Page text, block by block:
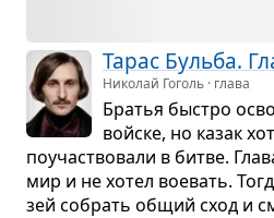
Тарас Бульба.
Николай Гоголь · глава
Бра­тья быстро
войске, но казак
поучаст­во­вали в битве.
мир и не хотел вое­вать.
зей собрать общий сход и